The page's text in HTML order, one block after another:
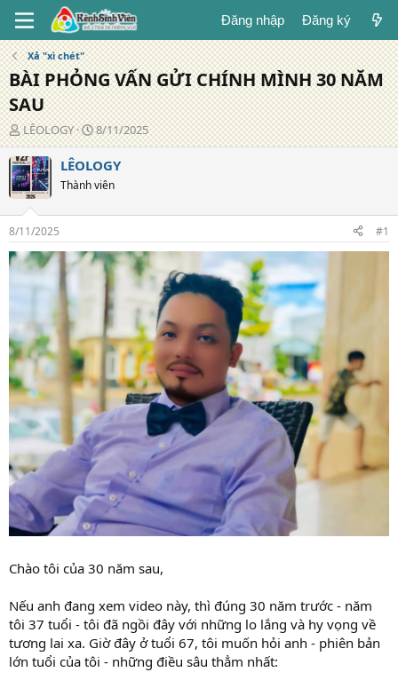
Đăng nhập Đăng ký
Xả "xì chét"
BÀI PHỎNG VẤN GỬI CHÍNH MÌNH 30 NĂM
SAU
T
á
c
g
i
ả
LÊOLOGY
N
g
à
y
đ
g
8/11/2025
LÊOLOGY
Thành viên
8/11/2025 #1
Chào tôi của 30 năm sau,
Nếu anh đang xem video này, thì đúng 30 năm trước - năm
tôi 37 tuổi - tôi đã ngồi đây với những lo lắng và hy vọng về
tương lai xa. Giờ đây ở tuổi 67, tôi muốn hỏi anh - phiên bản
lớn tuổi của tôi - những điều sâu thẳm nhất: